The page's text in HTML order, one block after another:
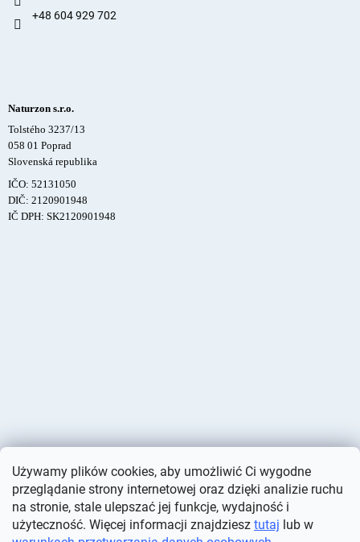
Używamy plików cookies, aby umożliwić Ci wygodne
przeglądanie strony internetowej oraz dzięki analizie ruchu
na stronie, stale ulepszać jej funkcje, wydajność i
użyteczność. Więcej informacji znajdziesz tutaj lub w
+48 604 929 702
Naturzon s.r.o.
Tolstého 3237/13
058 01 Poprad
Slovenská republika
IČO: 52131050
DIČ: 2120901948
IČ DPH: SK2120901948